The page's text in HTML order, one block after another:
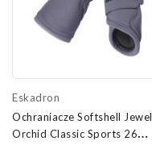
Eskadron
Ochraniacze Softshell Jewel
Orchid Classic Sports 26